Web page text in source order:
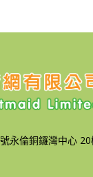
永倫銅鑼灣中心